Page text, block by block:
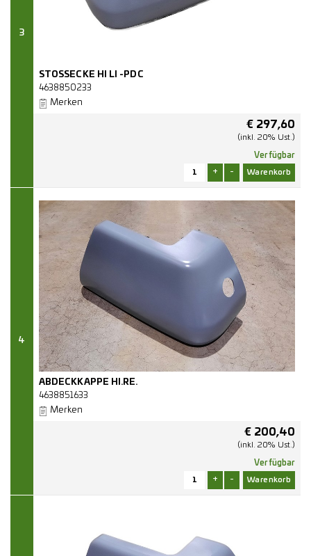
3
STOSSECKE HI LI -PDC
4638850233
Merken
€ 297,60
(inkl. 20% Ust.)
Verfügbar
+ -
4
ABDECKKAPPE HI.RE.
4638851633
Merken
€ 200,40
(inkl. 20% Ust.)
Verfügbar
+ -